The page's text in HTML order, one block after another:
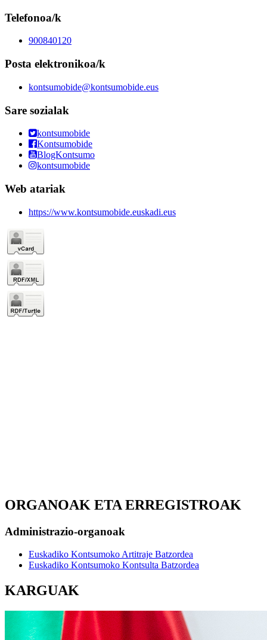
Telefonoa/k
900840120
Posta elektronikoa/k
kontsumobide@kontsumobide.eus
Sare sozialak
kontsumobide
Kontsumobide
BlogKontsumo
kontsumobide
Web atariak
https://www.kontsumobide.euskadi.eus
ORGANOAK ETA ERREGISTROAK
Administrazio-organoak
Euskadiko Kontsumoko Artitraje Batzordea
Euskadiko Kontsumoko Kontsulta Batzordea
KARGUAK